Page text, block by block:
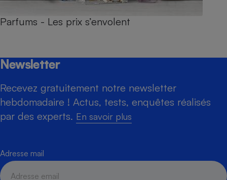
Parfums - Les prix s’envolent
Newsletter
Recevez gratuitement notre newsletter
hebdomadaire ! Actus, tests, enquêtes réalisés
par des experts. En savoir plus
Adresse mail